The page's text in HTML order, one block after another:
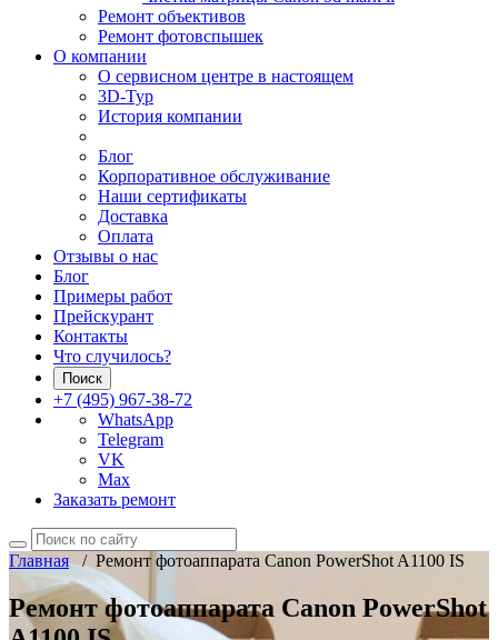
Ремонт объективов
Ремонт фотовспышек
О компании
О сервисном центре в настоящем
3D-Тур
История компании
Блог
Корпоративное обслуживание
Наши сертификаты
Доставка
Оплата
Отзывы о нас
Блог
Примеры работ
Прейскурант
Контакты
Что случилось?
Поиск
+7 (495) 967-38-72
WhatsApp
Telegram
VK
Max
Заказать ремонт
Главная/ Ремонт фотоаппарата Canon PowerShot A1100 IS
Ремонт фотоаппарата Canon PowerShot